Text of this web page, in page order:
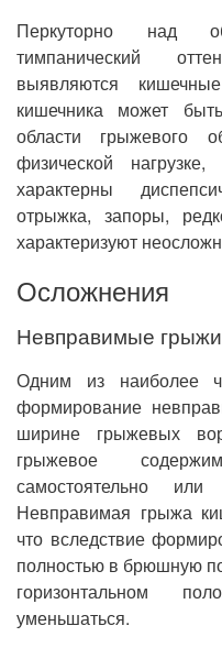
Перкуторно над
тимпанический
выявляются
кишечника может
области грыжевого
физической
характерны
отрыжка, запоры,
характеризуют
Осложнения
Невправимые грыжи
Одним из наиболее
формирование
ширине грыжевых
грыжевое
самостоятельно
Невправимая грыжа
что вследствие
полностью в брюшную
горизонтальном
уменьшаться.